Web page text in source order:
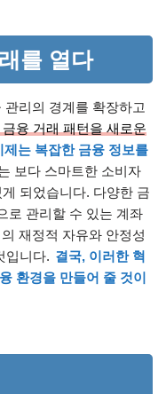
를 열다
리의 경계를 확장하고
융 거래 패턴을 새로운
제는 복잡한 금융 정보를
보다 스마트한 소비자
되었습니다. 다양한 금
로 관리할 수 있는 계좌
재정적 자유와 안정성
입니다. 결국, 이러한 혁
환경을 만들어 줄 것이